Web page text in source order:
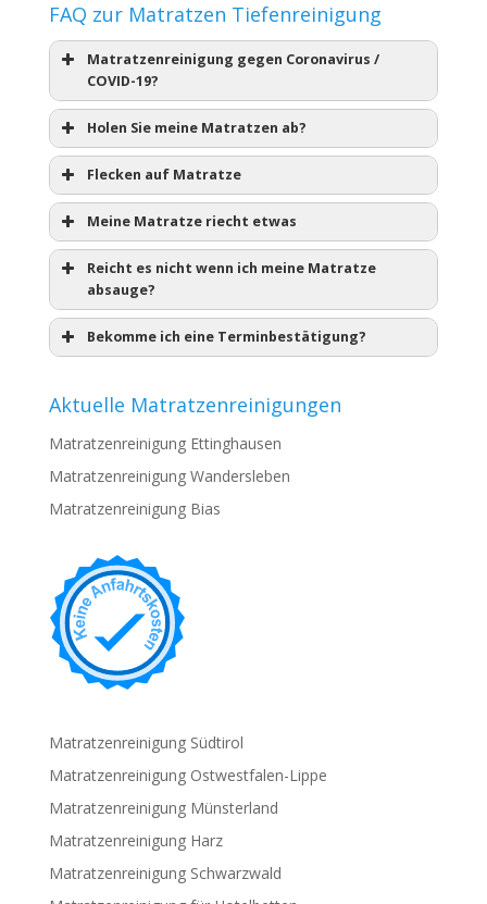
FAQ zur Matratzen Tiefenreinigung
Matratzenreinigung gegen Coronavirus /
COVID-19?
Holen Sie meine Matratzen ab?
Flecken auf Matratze
Meine Matratze riecht etwas
Reicht es nicht wenn ich meine Matratze
absauge?
Bekomme ich eine Terminbestätigung?
Aktuelle Matratzenreinigungen
Matratzenreinigung Ettinghausen
Matratzenreinigung Wandersleben
Matratzenreinigung Bias
Matratzenreinigung Südtirol
Matratzenreinigung Ostwestfalen-Lippe
Matratzenreinigung Münsterland
Matratzenreinigung Harz
Matratzenreinigung Schwarzwald